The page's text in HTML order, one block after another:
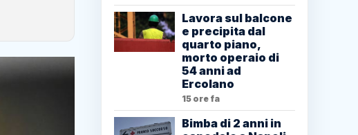
Lavora sul balcone
e precipita dal
quarto piano,
morto operaio di
54 anni ad
Ercolano
15 ore fa
Bimba di 2 anni in